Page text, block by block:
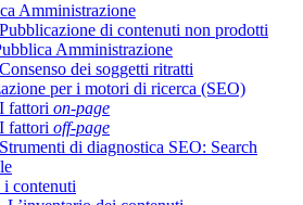
Amministrazione
di contenuti non prodotti
Amministrazione
dei soggetti ritratti
per i motori di ricerca (SEO)
fattori on-page
fattori off-page
di diagnostica SEO: Search
i contenuti